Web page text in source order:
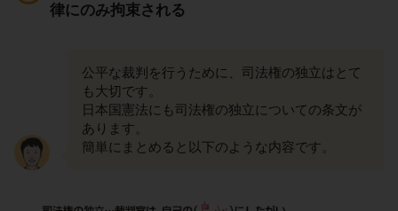
律にのみ拘束される
公平な裁判を行うために、司法権の独立はとて
も大切です。
日本国憲法にも司法権の独立についての条文が
あります。
簡単にまとめると以下のような内容です。